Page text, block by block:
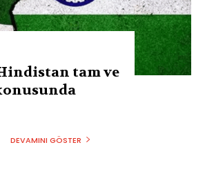
tam ve
DEVAMINI GÖSTER